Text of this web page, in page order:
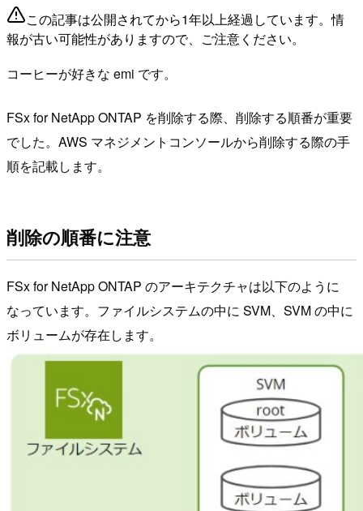
この記事は公開されてから1年以上経過しています。情
報が古い可能性がありますので、ご注意ください。
コーヒーが好きな emi です。
FSx for NetApp ONTAP を削除する際、削除する順番が重要
でした。AWS マネジメントコンソールから削除する際の手
順を記載します。
削除の順番に注意
FSx for NetApp ONTAP のアーキテクチャは以下のように
なっています。ファイルシステムの中に SVM、SVM の中に
ボリュームが存在します。